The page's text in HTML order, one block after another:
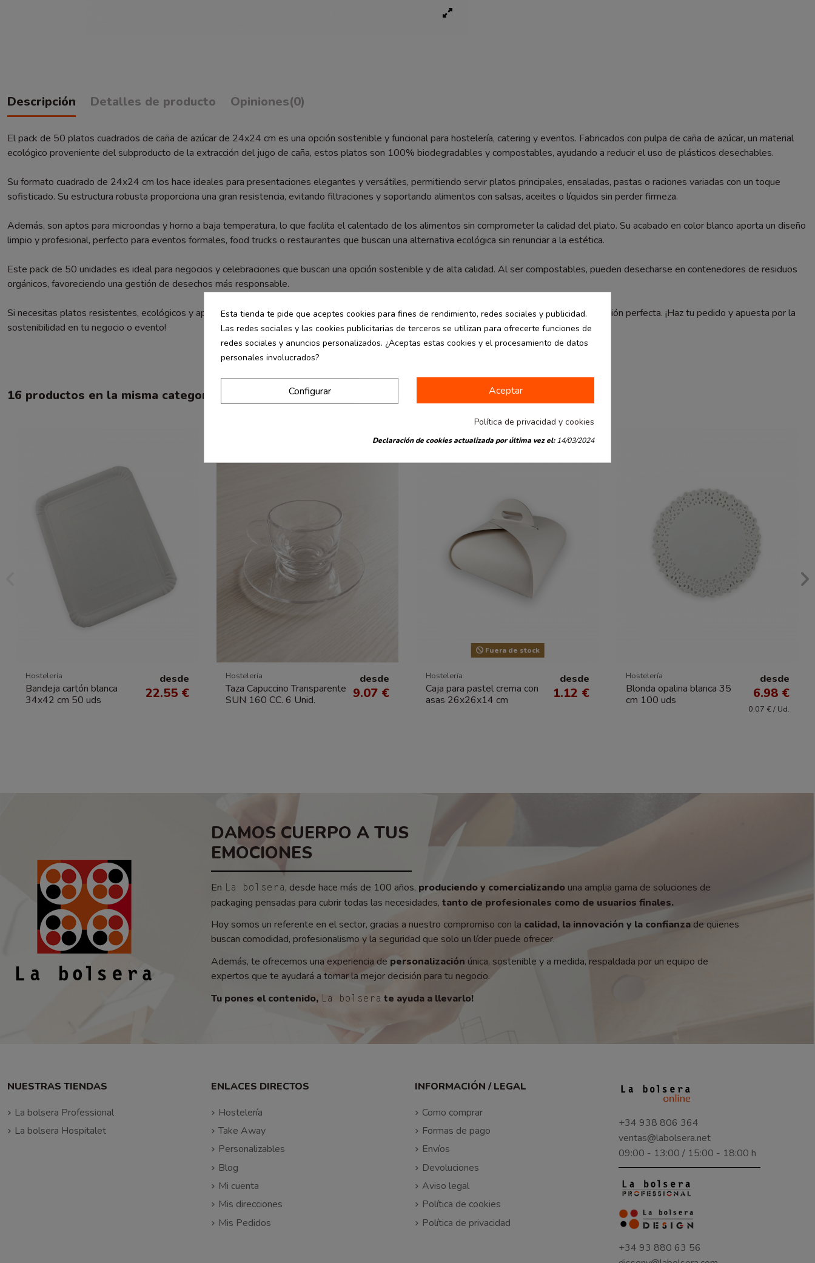
Descripción Detalles de producto Opiniones(0)
El pack de 50 platos cuadrados de caña de azúcar de 24x24 cm es una opción sostenible y funcional para hostelería, catering y eventos. Fabricados con pulpa de caña de azúcar, un material
ecológico proveniente del subproducto de la extracción del jugo de caña, estos platos son 100% biodegradables y compostables, ayudando a reducir el uso de plásticos desechables.
Su formato cuadrado de 24x24 cm los hace ideales para presentaciones elegantes y versátiles, permitiendo servir platos principales, ensaladas, pastas o raciones variadas con un toque
sofisticado. Su estructura robusta proporciona una gran resistencia, evitando filtraciones y soportando alimentos con salsas, aceites o líquidos sin perder firmeza.
Además, son aptos para microondas y horno a baja temperatura, lo que facilita el calentado de los alimentos sin comprometer la calidad del plato. Su acabado en color blanco aporta un diseño
limpio y profesional, perfecto para eventos formales, food trucks o restaurantes que buscan una alternativa ecológica sin renunciar a la estética.
Este pack de 50 unidades es ideal para negocios y celebraciones que buscan una opción sostenible y de alta calidad. Al ser compostables, pueden desecharse en contenedores de residuos
orgánicos, favoreciendo una gestión de desechos más responsable.
Si necesitas platos resistentes, ecológicos y aptos para todo tipo de comidas, los platos cuadrados de caña de azúcar de 24x24 cm son la elección perfecta. ¡Haz tu pedido y apuesta por la
sostenibilidad en tu negocio o evento!
16 productos en la misma categoría:
Hostelería
Bandeja cartón blanca
34x42 cm 50 uds
desde
22.55 €
Hostelería
Taza Capuccino Transparente
SUN 160 CC. 6 Unid.
desde
9.07 €
Fuera de stock
Hostelería
Caja para pastel crema con
asas 26x26x14 cm
desde
1.12 €
Hostelería
Blonda opalina blanca 35
cm 100 uds
desde
6.98 €
0.07 € / Ud.
DAMOS CUERPO A TUS
EMOCIONES
En La bolsera, desde hace más de 100 años, produciendo y comercializando una amplia gama de soluciones de
packaging pensadas para cubrir todas las necesidades, tanto de profesionales como de usuarios finales.
Hoy somos un referente en el sector, gracias a nuestro compromiso con la calidad, la innovación y la confianzade quienes
buscan comodidad, profesionalismo y la seguridad que solo un líder puede ofrecer.
Además, te ofrecemos una experiencia de personalización única, sostenible y a medida, respaldada por un equipo de
expertos que te ayudará a tomar la mejor decisión para tu negocio.
Tu pones el contenido, La bolsera te ayuda a llevarlo!
NUESTRAS TIENDAS
La bolsera Professional
La bolsera Hospitalet
ENLACES DIRECTOS
Hostelería
Take Away
Personalizables
Blog
Mi cuenta
Mis direcciones
Mis Pedidos
INFORMACIÓN / LEGAL
Como comprar
Formas de pago
Envíos
Devoluciones
Aviso legal
Política de cookies
Política de privacidad
+34 938 806 364
ventas@labolsera.net
09:00 - 13:00 / 15:00 - 18:00 h
+34 93 880 63 56
Esta tienda te pide que aceptes cookies para fines de rendimiento, redes sociales y publicidad.
Las redes sociales y las cookies publicitarias de terceros se utilizan para ofrecerte funciones de
redes sociales y anuncios personalizados. ¿Aceptas estas cookies y el procesamiento de datos
personales involucrados?
Aceptar
Configurar
Política de privacidad y cookies
Declaración de cookies actualizada por última vez el:14/03/2024